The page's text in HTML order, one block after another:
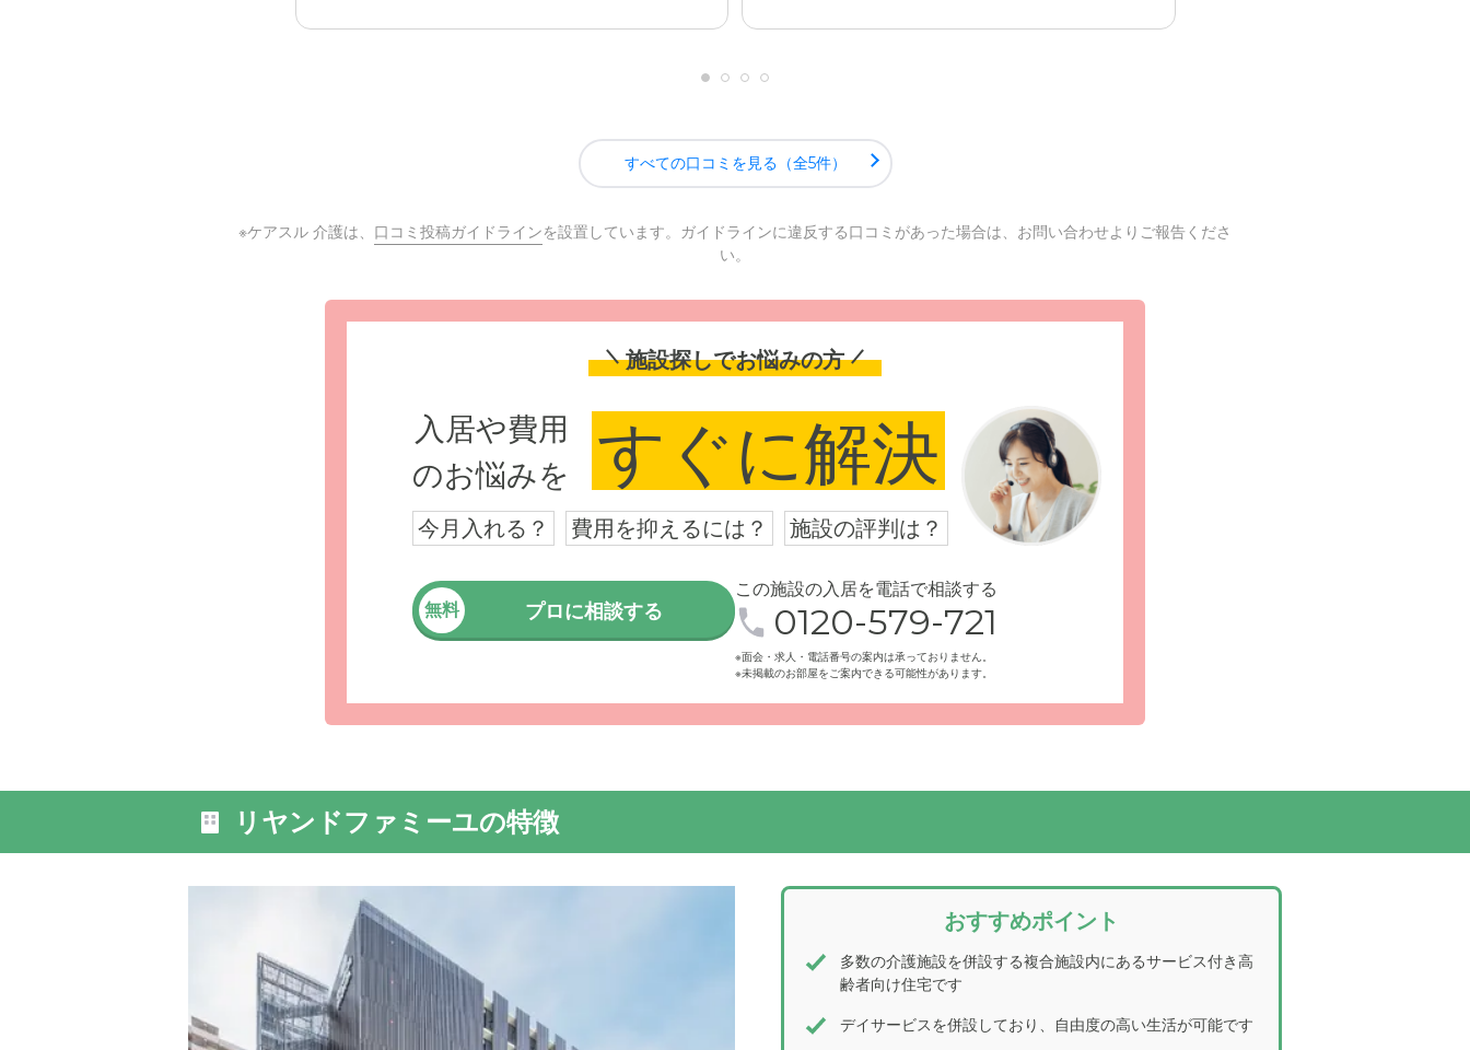
外観: 藤枝駅北口を出てすぐの場所に位置しています。ご家族様やご友人様もご来訪
しやすい施設です。
居室内設備の写真
すべての口コミを見る（全5件）
※ケアスル 介護は、 口コミ投稿ガイドラインを設置しています。ガイドラインに違反する口コミがあった場合は、お問い合わせよりご報告くださ
い。
施設探しでお悩みの方
入居や費用
のお悩みを
すぐに解決
今月入れる？ 費用を抑えるには？ 施設の評判は？
無料 プロに相談する
この施設の入居を電話で相談する
0120-579-721
※面会・求人・電話番号の案内は承っておりません。
※未掲載のお部屋をご案内できる可能性があります。
リヤンドファミーユの特徴
おすすめポイント
多数の介護施設を併設する複合施設内にあるサービス付き高
齢者向け住宅です
デイサービスを併設しており、自由度の高い生活が可能です